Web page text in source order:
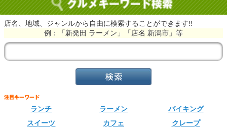
店名、地域、ジャンルから自由に検索することができます!!
例：「新発田 ラーメン」「店名 新潟市」等
ランチ ラーメン
バイキング
スイーツ
カフェ クレープ